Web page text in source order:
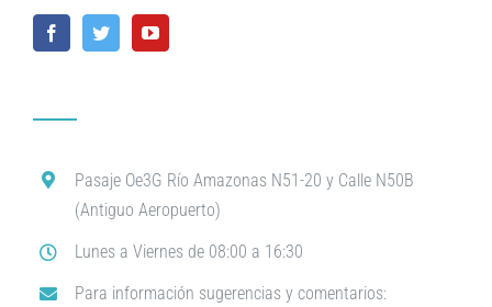
Pasaje Oe3G Río Amazonas N51-20 y Calle N50B
(Antiguo Aeropuerto)
Lunes a Viernes de 08:00 a 16:30
Para información sugerencias y comentarios: